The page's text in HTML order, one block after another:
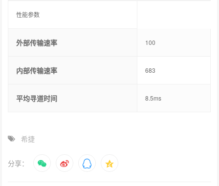
性能参数
外部传输速率 100
内部传输速率 683
平均寻道时间 8.5ms
希捷
分享：